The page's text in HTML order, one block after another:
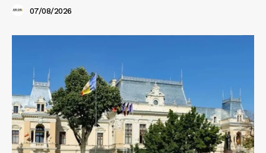
07/08/2026